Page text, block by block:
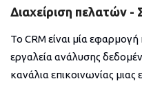
Διαχείριση πελατών -
Το CRM είναι μία
εργαλεία ανάλυσης
κανάλια επικοινωνίας μιας